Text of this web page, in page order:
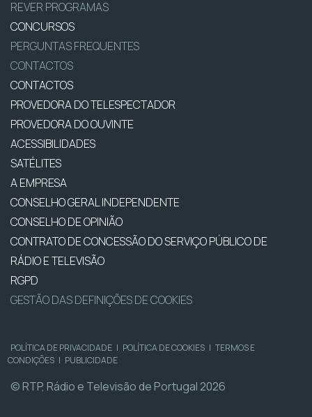
REVER PROGRAMAS
CONCURSOS
PERGUNTAS FREQUENTES
CONTACTOS
CONTACTOS
PROVEDORA DO TELESPECTADOR
PROVEDORA DO OUVINTE
ACESSIBILIDADES
SATÉLITES
A EMPRESA
CONSELHO GERAL INDEPENDENTE
CONSELHO DE OPINIÃO
CONTRATO DE CONCESSÃO DO SERVIÇO PÚBLICO DE
RÁDIO E TELEVISÃO
RGPD
GESTÃO DAS DEFINIÇÕES DE COOKIES
POLÍTICA DE PRIVACIDADE | POLÍTICA DE COOKIES | TERMOS E
CONDIÇÕES | PUBLICIDADE
© RTP, Rádio e Televisão de Portugal 2026